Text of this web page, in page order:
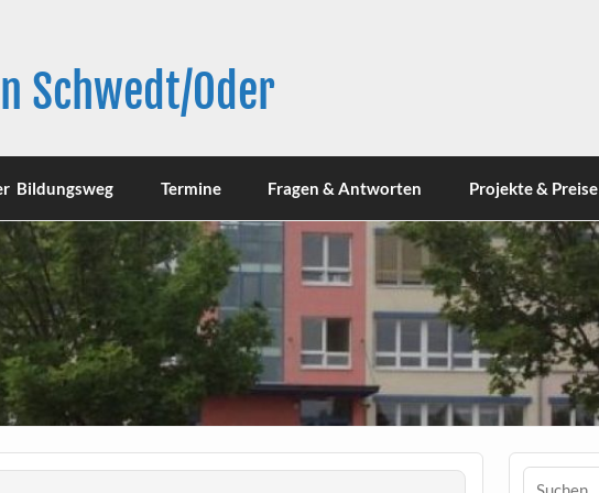
Schwedt/Oder
Bildungsweg Termine Fragen & Antworten Projekte & Preise